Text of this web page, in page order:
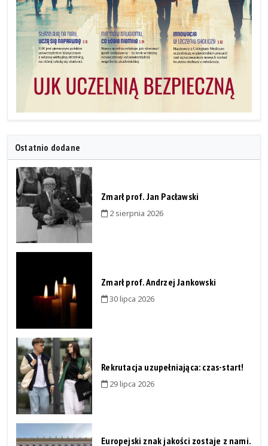
Ostatnio dodane
Zmarł prof. Jan Pacławski
2 sierpnia 2026
Zmarł prof. Andrzej Jankowski
30 lipca 2026
Rekrutacja uzupełniająca: czas-start!
29 lipca 2026
Europejski znak jakości zostaje z nami.